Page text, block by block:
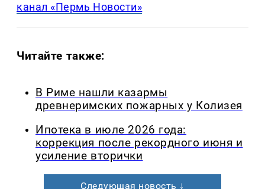
канал «Пермь Новости»
Читайте также:
В Риме нашли казармы
древнеримских пожарных у Колизея
Ипотека в июле 2026 года:
коррекция после рекордного июня и
усиление вторички
Следующая новость ↓